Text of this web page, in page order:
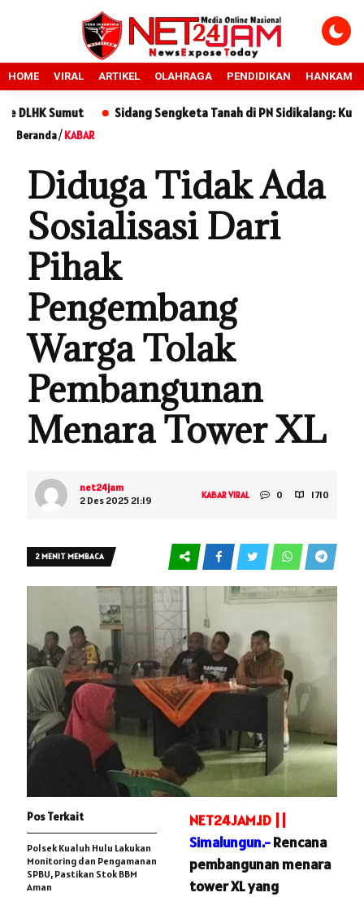
HOME VIRAL ARTIKEL OLAHRAGA PENDIDIKAN HANKAM
Sidang Sengketa Tanah di PN Sidikalang: Kuasa Hukum
Beranda/KABAR
Diduga Tidak Ada
Sosialisasi Dari
Pihak
Pengembang
Warga Tolak
Pembangunan
Menara Tower XL
net24jam
2 Des 2025 21:19
KABARVIRAL 0 1710
2 MENIT MEMBACA
NET24JAM.ID ||
Simalungun.-Rencana
pembangunan menara
tower XL yang
Pos Terkait
Polsek Kualuh Hulu Lakukan
Monitoring dan Pengamanan
SPBU, Pastikan Stok BBM
Aman